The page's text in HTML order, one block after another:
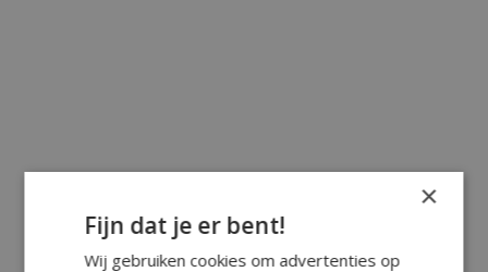
×
Fijn dat je er bent!
Wij gebruiken cookies om advertenties op